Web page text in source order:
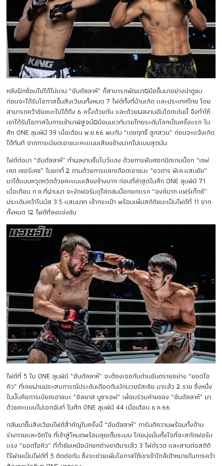
หลังฝึกซ้อมไปได้ไม่นาน “อับดัลลาห์” ก็สามารถพัฒนาฝีมือขึ้นมาอย่างน่าดูชม
ก่อนจะได้รับโอกาสขึ้นสังเวียนทั้งหมด 7 ไฟต์ทั้งที่บ้านเกิด และประเทศไทย โดย
สามารถคว้าชัยชนะไปได้ถึง 6 ครั้งด้วยกัน และด้วยผลงานอันโดดเด่นนี้ จึงทำให้
เขาได้รับโอกาสในการเข้ามาพิสูจน์ฝีมือบนเวทีมวยไทยระดับโลกเป็นครั้งแรก ใน
ศึก ONE ลุมพินี 39 เมื่อเดือน พ.ย.66 พบกับ “เดชฤทธิ์ ลูกสวน” ก่อนจะแจ้งเกิด
ได้ทันที จากการเบียดเอาชนะคะแนนเสียงข้างมากไปแบบสุดมัน
ไฟต์ต่อมา “อับดัลลาห์” ทำผลงานชิ้นโบว์แดง ด้วยการฟันศอกปิดเกมน็อก “เซฟ
เคต เซอร์เคซ” ในยกที่ 2 ตามด้วยการแลกเดือดเอาชนะ “อวตาร พีเค.แสนชัย”
มาได้แบบหวุดหวิดด้วยคะแนนเสียงข้างมาก ก่อนที่ล่าสุดในศึก ONE ลุมพินี 71
เมื่อเดือน ก.ค.ที่ผ่านมา จะงัดฟอร์มดุไล่ถล่มน็อกยกแรก “องค์บาก แฟร์เท็กซ์”
ประเดิมคว้าโบนัส 3.5 แสนบาท เข้ากระเป๋า พร้อมเพิ่มสถิติชนะเป็นไฟต์ที่ 11 จาก
ทั้งหมด 12 ไฟต์ที่ลงแข่งขัน
ไฟต์ที่ 5 ใน ONE ลุมพินี “อับดัลลาห์” จะต้องเจอกับด่านอันตรายอย่าง “ยอดไอ
คิว” ที่เคยผ่านประสบการณ์ประชันเดือดกับนักมวยรัสเซีย มาแล้ว 2 ราย ซึ่งหนึ่ง
ในนั้นคือการเบียดเอาชนะ “อิลยาส มูซาเอฟ” เพื่อนร่วมค่ายของ “อับดัลลาห์” มา
ด้วยคะแนนไม่เอกฉันท์ ในศึก ONE ลุมพินี 44 เมื่อเดือน ธ.ค.66
กลับมาขึ้นสังเวียนไฟต์สำคัญในครั้งนี้ “อับดัลลาห์” การันตีความพร้อมทั้งด้าน
ร่างกายและจิตใจ ที่เข้าสู่โหมดพร้อมลุยเต็มระบบ โดยมุ่งมั่นตั้งใจที่จะสกัดฟอร์ม
แรง “ยอดไอคิว” ที่กำชัยเหนือนักชกต่างชาติมาแล้ว 3 ไฟต์รวด และสานต่อสถิติ
ไร้พ่ายเป็นไฟต์ที่ 5 ติดต่อกัน ซึ่งจะช่วยเพิ่มโอกาสให้เขาเข้าใกล้เป้าหมายในการคว้า